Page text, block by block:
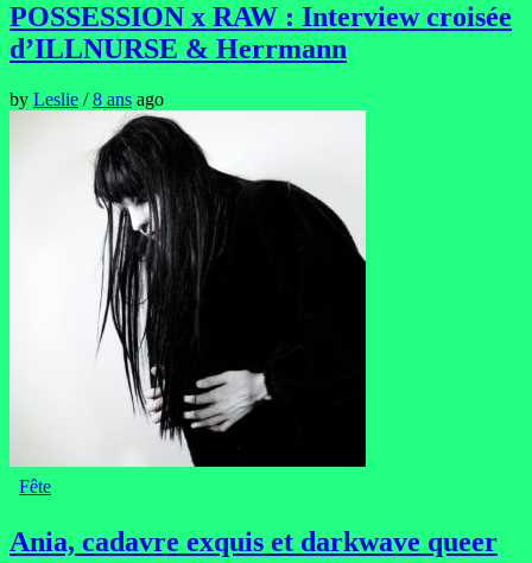
POSSESSION x RAW : Interview croisée
d’ILLNURSE & Herrmann
by Leslie /8 ans ago
Fête
Ania, cadavre exquis et darkwave queer